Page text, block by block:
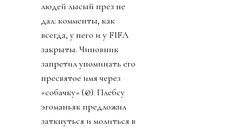
людей лысый през не
дал: комменты, как
всегда, у него и у FIFA
закрыты. Чиновник
запретил упоминать его
пресвятое имя через
«собачку» (@). Плебсу
эгоманьяк предложил
заткнуться и молиться в